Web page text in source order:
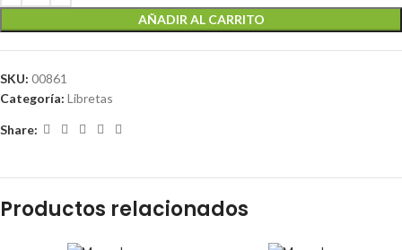
AÑADIR AL CARRITO
SKU: 00861
Categoría: Libretas
Share:
Productos relacionados